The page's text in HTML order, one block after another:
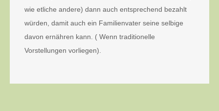
wie etliche andere) dann auch entsprechend bezahlt
würden, damit auch ein Familienvater seine selbige
davon ernähren kann. ( Wenn traditionelle
Vorstellungen vorliegen).